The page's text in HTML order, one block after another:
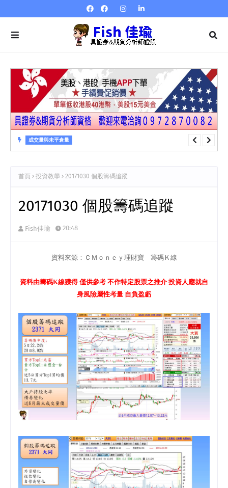
成交量與未平倉量
成交量與未平倉量 第23章 成交量指標…量強弱指標VR
首頁 投資教學 20171030 個股籌碼追蹤
20171030 個股籌碼追蹤
Fish佳瑜 20:48
資料來源：ＣＭｏｎｅｙ理財寶 籌碼Ｋ線
資料由籌碼K線獲得 僅供參考 不作特定股票之推介 投資人應就自
身風險屬性考量 自負盈虧